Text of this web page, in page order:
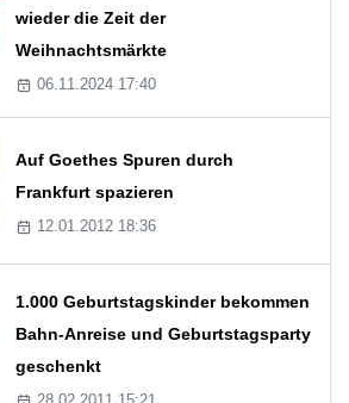
wieder die Zeit der
Weihnachtsmärkte
06.11.2024 17:40
Auf Goethes Spuren durch
Frankfurt spazieren
12.01.2012 18:36
1.000 Geburtstagskinder bekommen
Bahn-Anreise und Geburtstagsparty
geschenkt